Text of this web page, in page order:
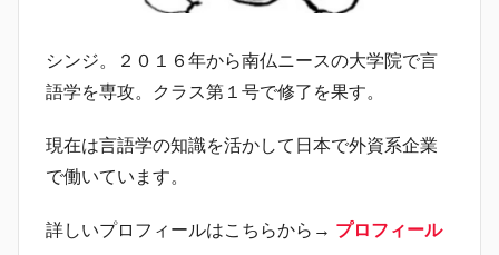
シンジ。２０１６年から南仏ニースの大学院で言
語学を専攻。クラス第１号で修了を果す。
現在は言語学の知識を活かして日本で外資系企業
で働いています。
詳しいプロフィールはこちらから→ プロフィール